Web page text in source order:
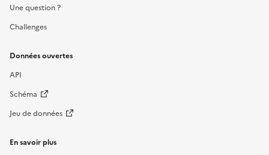
Une question ?
Challenges
Données ouvertes
API
Schéma
Jeu de données
En savoir plus